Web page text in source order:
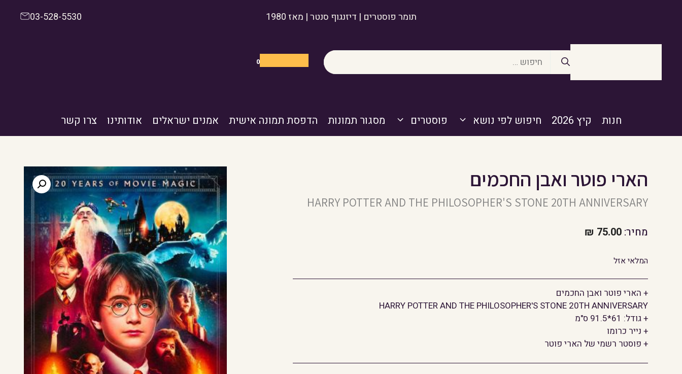
תומר פוסטרים | דיזנגוף סנטר | מאז 1980 03-528-5530
0
חנות קיץ 2026 חיפוש לפי נושא פוסטרים מסגור תמונות הדפסת תמונה אישית אמנים ישראלים אודותינו צרו קשר
הארי פוטר ואבן החכמים
HARRY POTTER AND THE PHILOSOPHER'S STONE 20TH ANNIVERSARY
מחיר: 75.00
₪
המלאי אזל
+ הארי פוטר ואבן החכמים
HARRY POTTER AND THE PHILOSOPHER'S STONE 20TH ANNIVERSARY
+ גודל: 61*91.5 ס"מ
+ נייר כרומו
+ פוסטר רשמי של הארי פוטר